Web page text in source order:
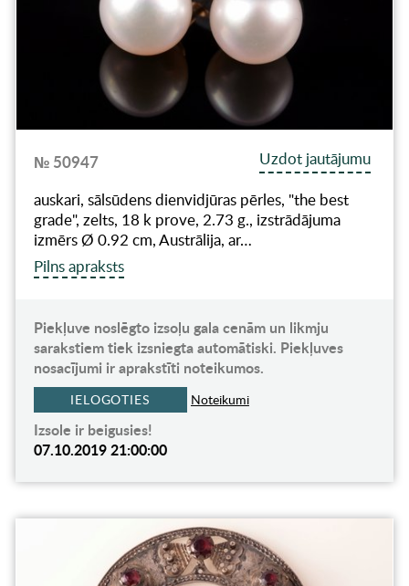
№ 50947
Uzdot jautājumu
auskari, sālsūdens dienvidjūras pērles, "the best
grade", zelts, 18 k prove, 2.73 g., izstrādājuma
izmērs Ø 0.92 cm, Austrālija, ar…
Pilns apraksts
Piekļuve noslēgto izsoļu gala cenām un likmju
sarakstiem tiek izsniegta automātiski. Piekļuves
nosacījumi ir aprakstīti noteikumos.
IELOGOTIES Noteikumi
Izsole ir beigusies!
07.10.2019 21:00:00